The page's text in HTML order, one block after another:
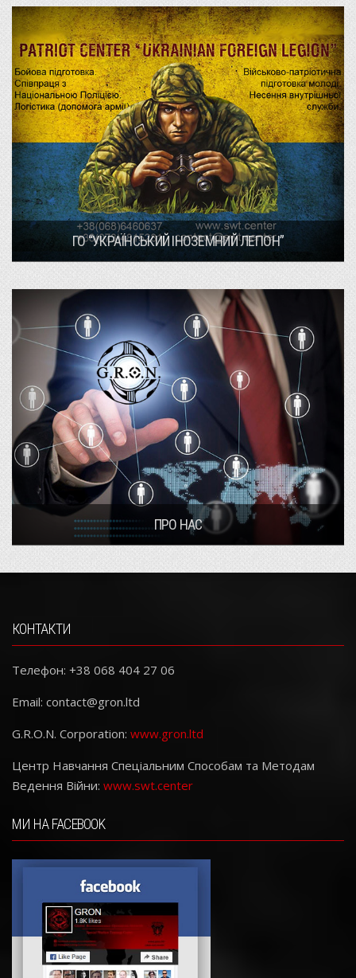
ГО “УКРАЇНСЬКИЙ ІНОЗЕМНИЙ ЛЕГІОН”
ПРО НАС
КОНТАКТИ
Телефон: +38 068 404 27 06
Email: contact@gron.ltd
G.R.O.N. Corporation: www.gron.ltd
Центр Навчання Спеціальним Способам та Методам
Ведення Війни: www.swt.center
МИ НА FACEBOOK